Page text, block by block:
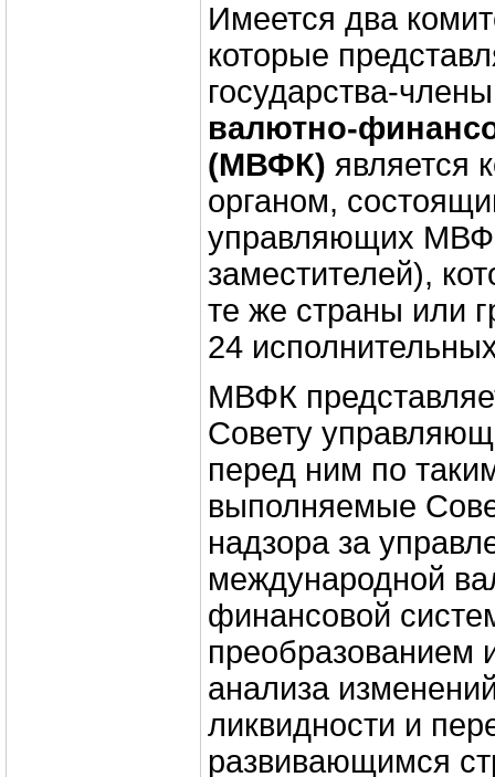
Имеется два
которые
государства-
валютно-
(МВФК) является
органом,
управляющих МВФ
заместителей),
те же страны или
24
МВФК
Совету
перед ним по
выполняемые
надзора за
международной
финансовой
преобразованием
анализа
ликвидности и
развивающимся